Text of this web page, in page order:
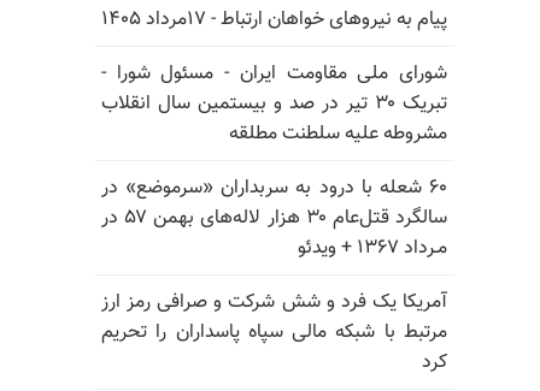
پیام به نیروهای خواهان ارتباط - ۱۷مرداد ۱۴۰۵
شورای ملی مقاومت ایران - مسئول شورا -
تبریک ۳۰ تیر در صد و بیستمین سال انقلاب
مشروطه علیه سلطنت مطلقه
۶۰ شعله با درود به سربداران «سرموضع» در
سالگرد قتل‌عام ۳۰ هزار لاله‌های بهمن ۵۷ در
مـرداد ۱۳۶۷ + ویدئو
آمریکا یک فرد و شش شرکت و صرافی رمز ارز
مرتبط با شبکه مالی سپاه پاسداران را تحریم
کرد